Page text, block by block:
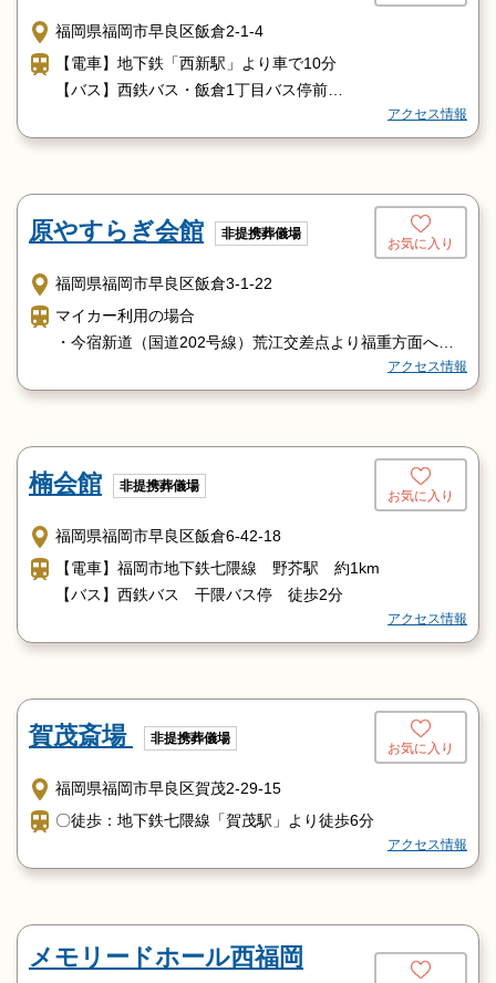
福岡県福岡市早良区飯倉2-1-4
【電車】地下鉄「西新駅」より車で10分
【バス】西鉄バス・飯倉1丁目バス停前
【車】福岡都市高速道路「野芥ランプ」より10分アクセス情報
原やすらぎ会館 非提携葬儀場
お気に入り
福岡県福岡市早良区飯倉3-1-22
マイカー利用の場合
・今宿新道（国道202号線）荒江交差点より福重方面へ約6
・今宿新道（国道202号線）原交差点より六本松方面へ約7
・福岡都市高速（百道ランプ出口）より1520分程度
・福岡都市高速（野芥ランプ出口）より1015分程度
西鉄バス利用の場合
「原農協前バス停」下車
番）
・博多駅バスセンターより（系統番号19・214番）
・福岡空港（国内線）より（約45分）
アクセス情報
楠会館 非提携葬儀場
お気に入り
福岡県福岡市早良区飯倉6-42-18
【電車】福岡市地下鉄七隈線 野芥駅 約1km
【バス】西鉄バス 干隈バス停 徒歩2分
アクセス情報
賀茂斎場 非提携葬儀場
お気に入り
福岡県福岡市早良区賀茂2-29-15
〇徒歩：地下鉄七隈線「賀茂駅」より徒歩6分
アクセス情報
メモリードホール西福岡